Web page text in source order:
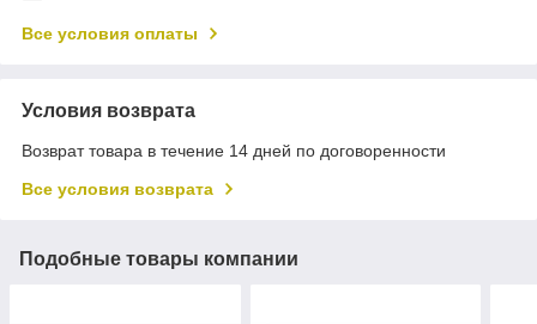
Все условия оплаты
Условия возврата
Возврат товара в течение 14 дней по договоренности
Все условия возврата
Подобные товары компании